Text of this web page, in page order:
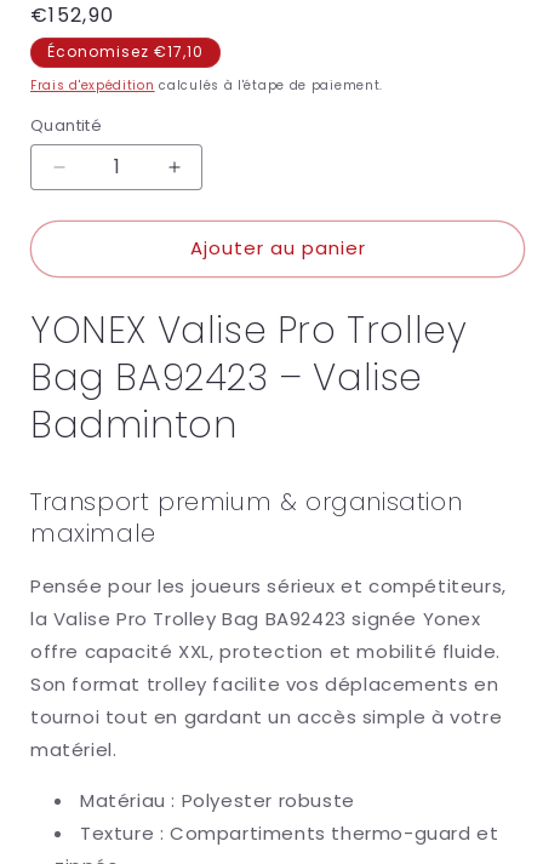
Prix
habituel
€152,90
Économisez €17,10
Frais d'expédition calculés à l'étape de paiement.
Quantité
Réduire
quantité
YONEX
PRO
BAG
BA92423
Augmenter
quantité
de
YONEX
PRO
BAG
BA92423
Ajouter au panier
YONEX Valise Pro Trolley
Bag BA92423 – Valise
Badminton
Transport premium & organisation
maximale
Pensée pour les joueurs sérieux et compétiteurs,
la Valise Pro Trolley Bag BA92423 signée Yonex
offre capacité XXL, protection et mobilité fluide.
Son format trolley facilite vos déplacements en
tournoi tout en gardant un accès simple à votre
matériel.
Matériau : Polyester robuste
Texture : Compartiments thermo-guard et